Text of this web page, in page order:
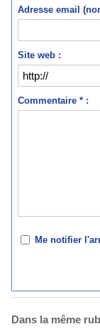
Adresse email
Site web :
Commentaire * :
Me notifier
Dans la même